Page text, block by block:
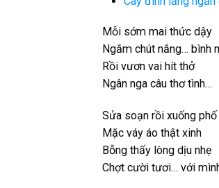
Mỗi sớm mai thức dậy
Ngắm chút nắng… bình
Rồi vươn vai hít thở
Ngân nga câu thơ tình…
Sửa soạn rồi xuống phố
Mặc váy áo thật xinh
Bỗng thấy lòng dịu nhẹ
Chợt cười tươi… với